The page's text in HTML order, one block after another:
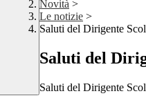
Novità >
Le notizie >
Saluti del Dirigente
Saluti del
Saluti del Dirigente